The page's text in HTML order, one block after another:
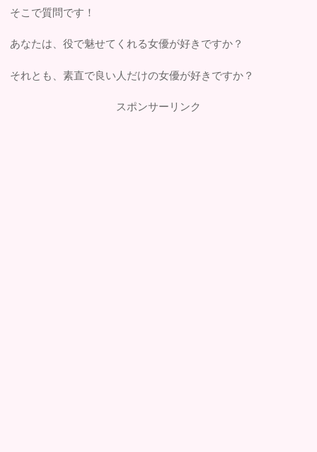
そこで質問です！
あなたは、役で魅せてくれる女優が好きですか？
それとも、素直で良い人だけの女優が好きですか？
スポンサーリンク